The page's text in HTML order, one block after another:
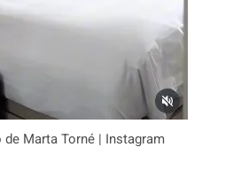
de Marta Torné | Instagram